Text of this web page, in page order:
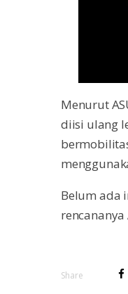
Menurut
diisi ulang
Belum ada
rencananya
Share